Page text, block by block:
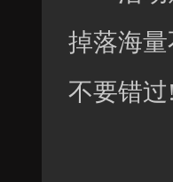
掉落海
不要错